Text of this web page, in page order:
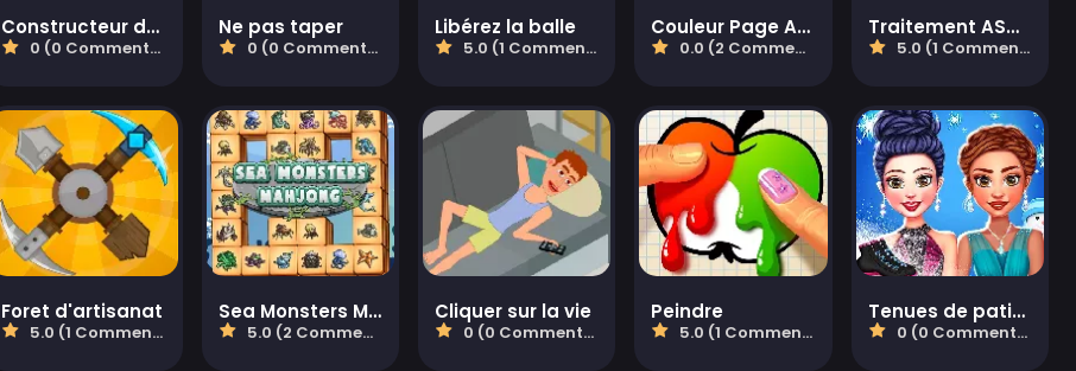
Constructeur de ville
0 (0 Commentaires)
Ne pas taper
0 (0 Commentaires)
Libérez la balle
5.0 (1 Commentaires)
Couleur Page ASMR
0.0 (2 Commentaires)
Traitement ASMR d'un orgelet
5.0 (1 Commentaires)
Foret d'artisanat
5.0 (1 Commentaires)
Sea Monsters Mahjong
5.0 (2 Commentaires)
Cliquer sur la vie
0 (0 Commentaires)
Peindre
5.0 (1 Commentaires)
Tenues de patinage sur glace de la princesse d'hiver
0 (0 Commentaires)